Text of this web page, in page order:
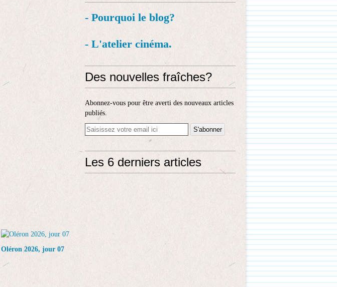
Oléron 2026, jour 07
- Pourquoi le blog?
- L'atelier cinéma.
Des nouvelles fraîches?
Abonnez-vous pour être averti des nouveaux articles
publiés.
Les 6 derniers articles